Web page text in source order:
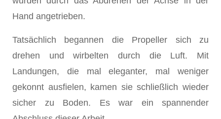
Hand angetrieben.
Tatsächlich begannen die Propeller sich zu
drehen und wirbelten durch die Luft. Mit
Landungen, die mal eleganter, mal weniger
gekonnt ausfielen, kamen sie schließlich wieder
sicher zu Boden. Es war ein spannender